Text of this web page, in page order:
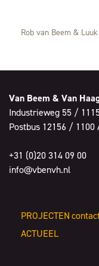
Rob van Beem &
Van Beem & Van
Industrieweg 55 /
Postbus 12156 / 1100
+31 (0)20 314 09 00
info@vbenvh.nl
PROJECTEN
ACTUEEL